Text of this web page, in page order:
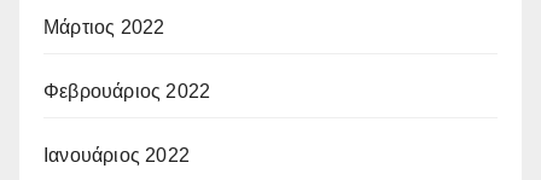
Μάρτιος 2022
Φεβρουάριος 2022
Ιανουάριος 2022